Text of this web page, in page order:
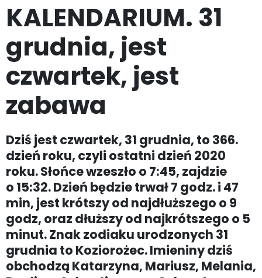
KALENDARIUM. 31
grudnia, jest
czwartek, jest
zabawa
Dziś jest czwartek, 31 grudnia, to 366.
dzień roku, czyli ostatni dzień 2020
roku. Słońce wzeszło o 7:45, zajdzie
o 15:32. Dzień będzie trwał 7 godz. i 47
min, jest krótszy od najdłuższego o 9
godz, oraz dłuższy od najkrótszego o 5
minut. Znak zodiaku urodzonych 31
grudnia to Koziorożec. Imieniny dziś
obchodzą Katarzyna, Mariusz, Melania,